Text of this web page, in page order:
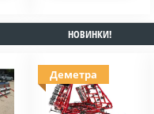
НОВИНКИ!
Деметра